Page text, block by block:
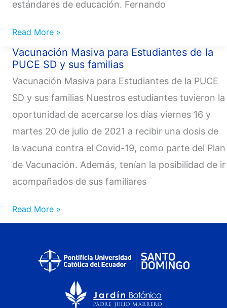
estándares de educación. Fernando
Read More »
Vacunación Masiva para Estudiantes de la
PUCE SD y sus familias
Vacunación Masiva para Estudiantes de la PUCE
SD y sus familias Nuestros estudiantes tuvieron la
oportunidad de acercarse los días viernes 16 y
martes 20 de julio de 2021 a recibir una dosis de
la vacuna contra el Covid-19, como parte del Plan
de Vacunación. Además, tenían la posibilidad de ir
acompañados de sus familiares
Vacunación
Masiva
para
Estudiantes
de
y
sus
Read More »